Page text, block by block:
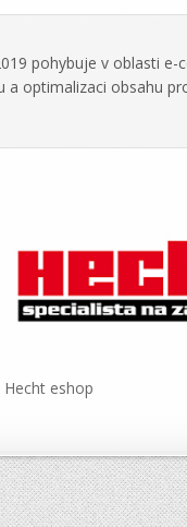
pohybuje v oblasti
optimalizaci obsahu
Hecht eshop